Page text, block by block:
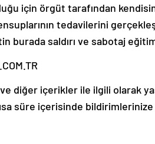
için örgüt tarafından
tedavilerini
burada saldırı ve sabotaj
ve diğer içerikler ile ilgili olarak
süre içerisinde bildirimlerinize